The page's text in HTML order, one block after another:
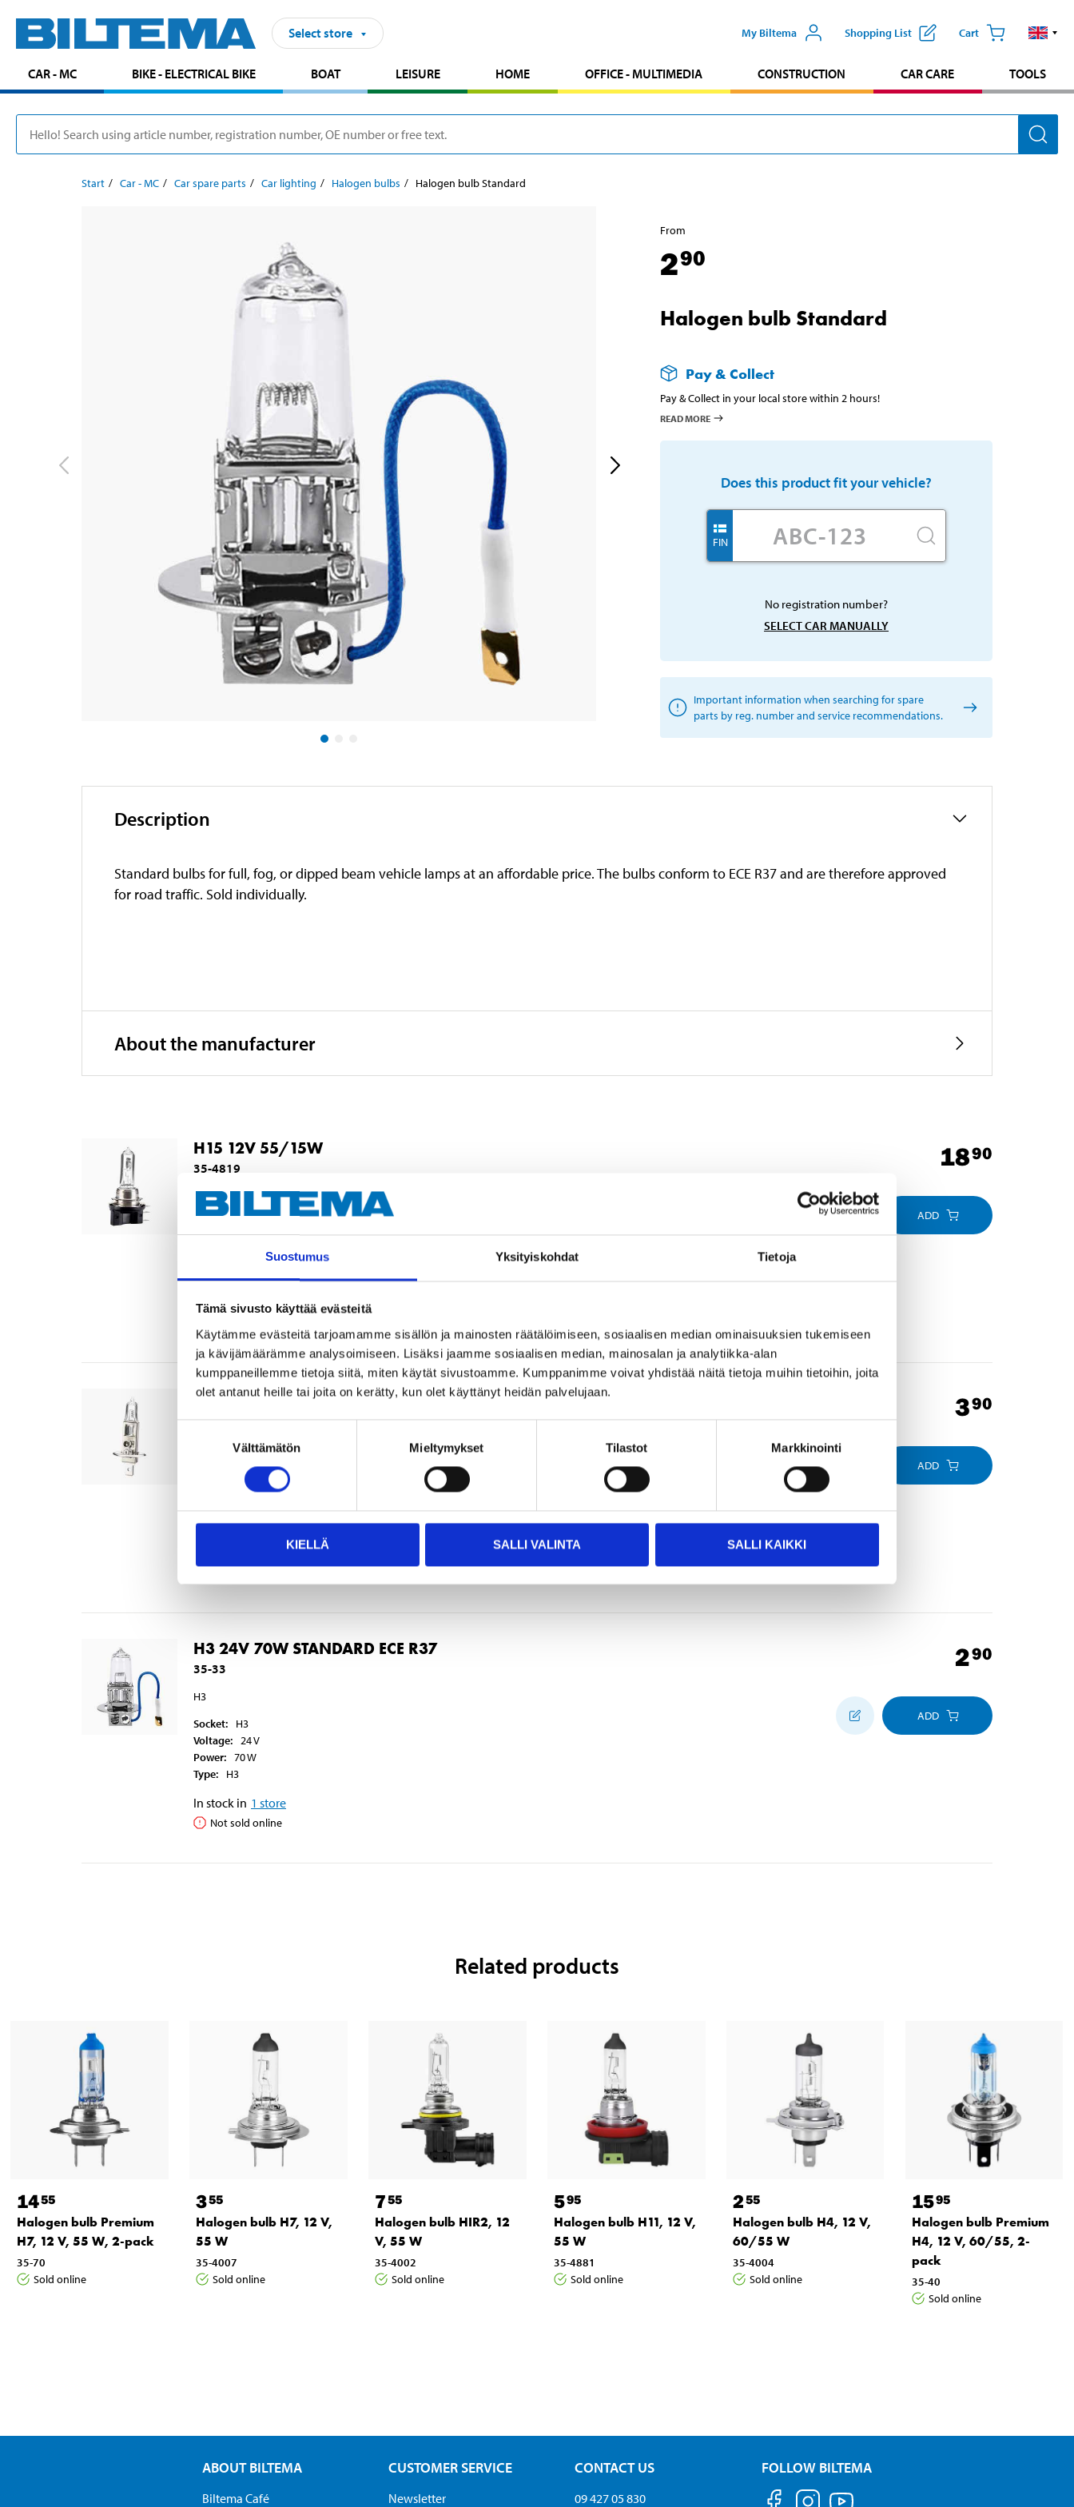
Suostumus Yksityiskohdat Tietoja
Tämä sivusto käyttää evästeitä
Käytämme evästeitä tarjoamamme sisällön ja mainosten räätälöimiseen, sosiaalisen median ominaisuuksien tukemiseen
ja kävijämäärämme analysoimiseen. Lisäksi jaamme sosiaalisen median, mainosalan ja analytiikka-alan
kumppaneillemme tietoja siitä, miten käytät sivustoamme. Kumppanimme voivat yhdistää näitä tietoja muihin tietoihin, joita
olet antanut heille tai joita on kerätty, kun olet käyttänyt heidän palvelujaan.
Välttämätön Mieltymykset Tilastot Markkinointi
KIELLÄ SALLI VALINTA SALLI KAIKKI
Select store My Biltema Shopping List Cart
CAR - MC BIKE - ELECTRICAL BIKE BOAT LEISURE HOME OFFICE - MULTIMEDIA CONSTRUCTION CAR CARE TOOLS
Start Car - MC Car spare parts Car lighting Halogen bulbs Halogen bulb Standard
From
290
Halogen bulb Standard
Pay & Collect
Pay & Collect in your local store within 2 hours!
READ MORE
Does this product fit your vehicle?
FIN
No registration number?
SELECT CAR MANUALLY
Important information when searching for spare
parts by reg. number and service recommendations.
Description
Standard bulbs for full, fog, or dipped beam vehicle lamps at an affordable price. The bulbs conform to ECE R37 and are therefore approved
for road traffic. Sold individually.
About the manufacturer
H15 12V 55/15W
35-4819
H15
Voltage: 12V
In stock in store
1890
ADD
H1 24V 70W STANDARD ECE R37
35-31
H1
24V
Power: 70W
Type: H1
390
ADD
H3 24V 70W STANDARD ECE R37
35-33
H3
Socket:
H3
Voltage: 24V
Power: 70W
Type: H3
In stock in 1 store
Not sold online
290
ADD
Related products
1455
Halogen bulb Premium
H7, 12 V, 55 W, 2-pack
35-70
Sold online
355
Halogen bulb H7, 12 V,
55 W
35-4007
Sold online
755
Halogen bulb HIR2, 12
V, 55 W
35-4002
Sold online
595
Halogen bulb H11, 12 V,
55 W
35-4881
Sold online
255
Halogen bulb H4, 12 V,
60/55 W
35-4004
Sold online
1595
Halogen bulb Premium
H4, 12 V, 60/55, 2-
pack
35-40
Sold online
ABOUT BILTEMA
Biltema Café
CUSTOMER SERVICE
Newsletter
CONTACT US
09 427 05 830
FOLLOW BILTEMA